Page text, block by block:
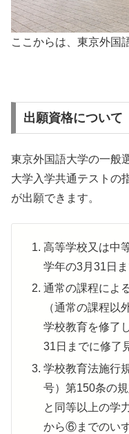
ここからは、東京外国
出願資格について
東京外国語大学の一般
大学入学共通テストの
が出願できます。
高等学校又は中
学年の3月31日
通常の課程によ
（通常の課程以
学校教育を修了
31日までに修了
学校教育法施行
号）第150条の
と同等以上の学
から⑥までのい